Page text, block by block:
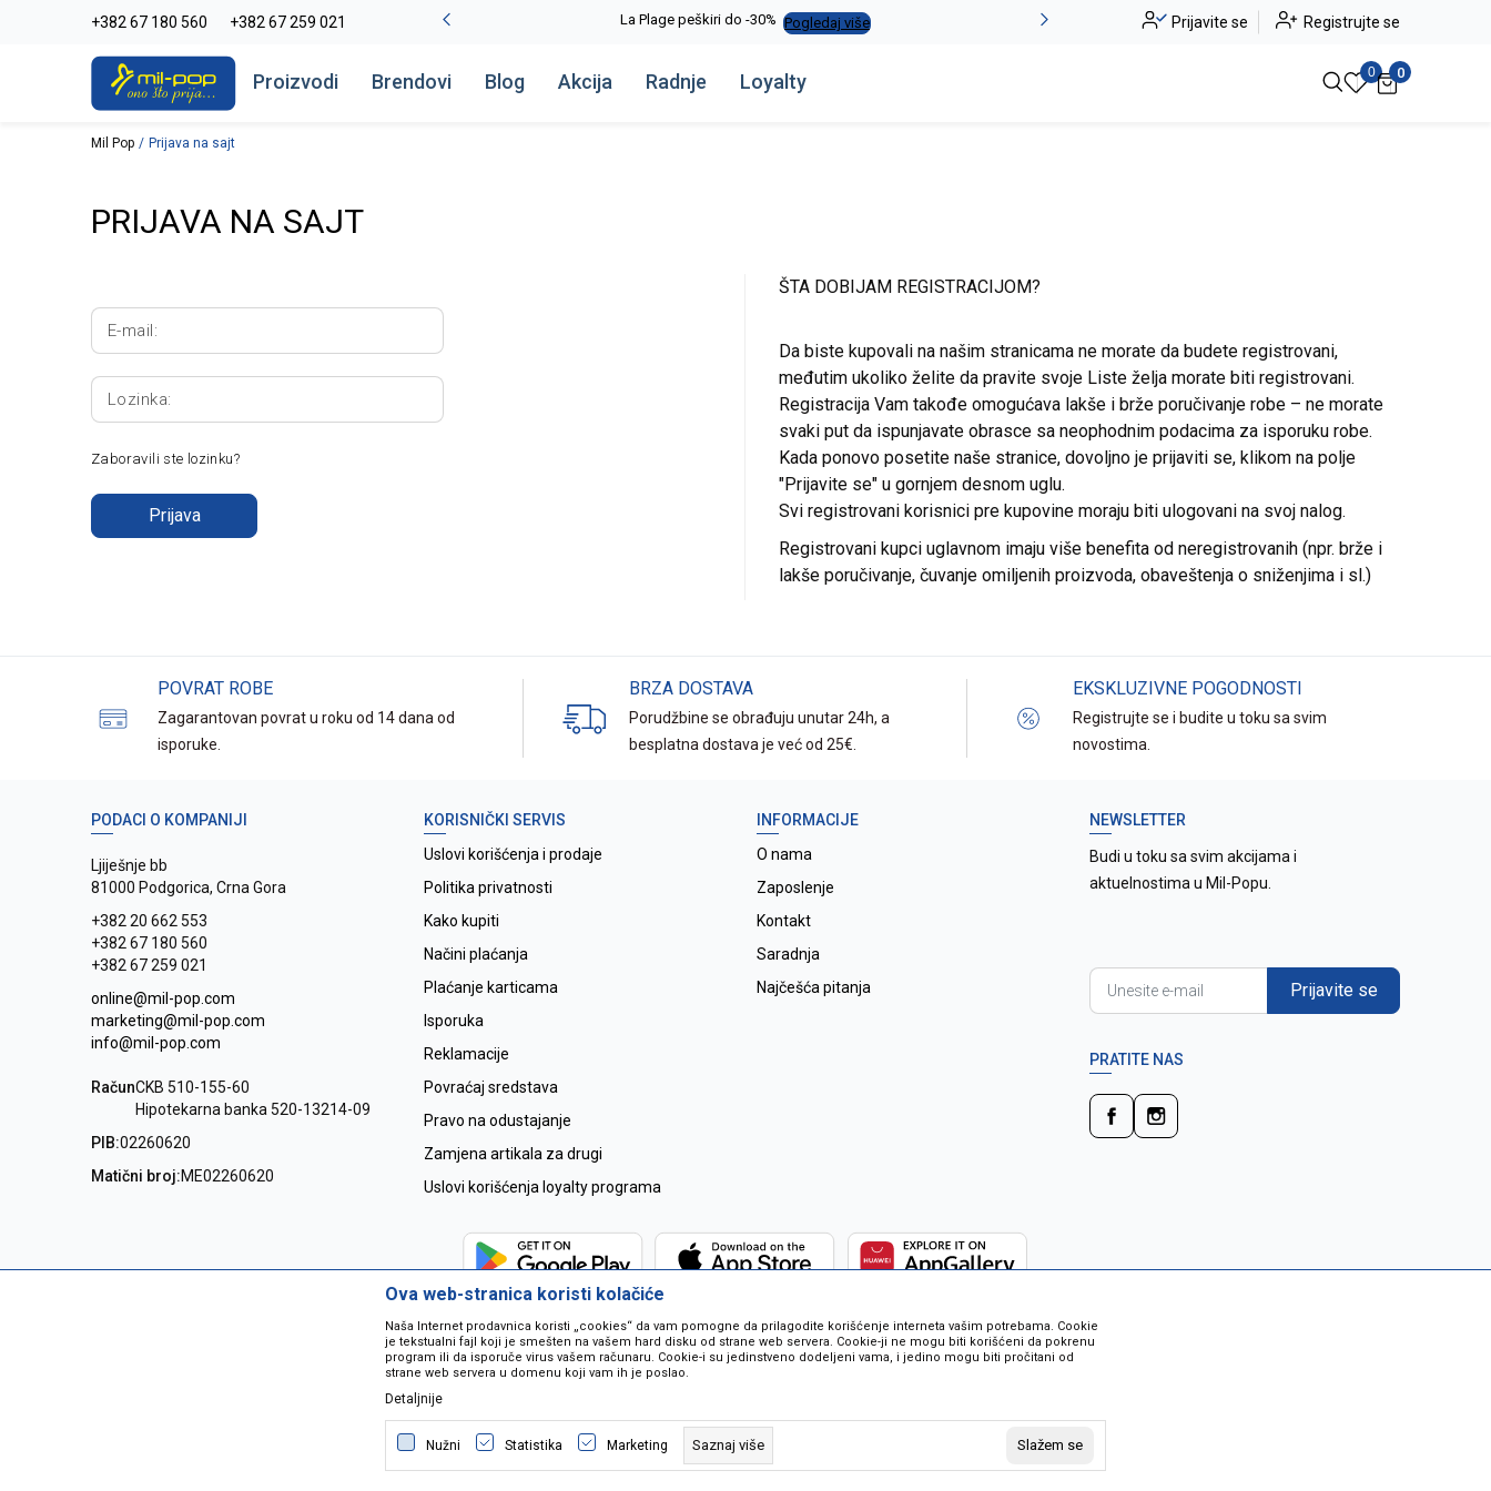
+382 67 180 560 +382 67 259 021
-20% na kompletan asortiman Pogledaj više La Plage peškiri do -30% Pogledaj više Alma Ras do -50% Pogledaj više
Prijavite se Registrujte se
Proizvodi Brendovi Blog Akcija Radnje Loyalty 0 0
Mil Pop Prijava na sajt
PRIJAVA NA SAJT
E-mail:
Lozinka:
Zaboravili ste lozinku?
Prijava
ŠTA DOBIJAM REGISTRACIJOM?
Da biste kupovali na našim stranicama ne morate da budete registrovani,
međutim ukoliko želite da pravite svoje Liste želja morate biti registrovani.
Registracija Vam takođe omogućava lakše i brže poručivanje robe – ne morate
svaki put da ispunjavate obrasce sa neophodnim podacima za isporuku robe.
Kada ponovo posetite naše stranice, dovoljno je prijaviti se, klikom na polje
"Prijavite se" u gornjem desnom uglu.
Svi registrovani korisnici pre kupovine moraju biti ulogovani na svoj nalog.
Registrovani kupci uglavnom imaju više benefita od neregistrovanih (npr. brže i
lakše poručivanje, čuvanje omiljenih proizvoda, obaveštenja o sniženjima i sl.)
POVRAT ROBE
Zagarantovan povrat u roku od 14 dana od
isporuke.
BRZA DOSTAVA
Porudžbine se obrađuju unutar 24h, a
besplatna dostava je već od 25€.
EKSKLUZIVNE POGODNOSTI
Registrujte se i budite u toku sa svim
novostima.
PODACI O KOMPANIJI
Ljiješnje bb
81000 Podgorica, Crna Gora
+382 20 662 553
+382 67 180 560
+382 67 259 021
online@mil-pop.com
marketing@mil-pop.com
info@mil-pop.com
RačunCKB 510-155-60
Hipotekarna banka 520-13214-09
PIB:02260620
Matični broj:ME02260620
KORISNIČKI SERVIS
Uslovi korišćenja i prodaje
Politika privatnosti
Kako kupiti
Načini plaćanja
Plaćanje karticama
Isporuka
Reklamacije
Povraćaj sredstava
Pravo na odustajanje
Zamjena artikala za drugi
Uslovi korišćenja loyalty programa
INFORMACIJE
O nama
Zaposlenje
Kontakt
Saradnja
Najčešća pitanja
NEWSLETTER
Budi u toku sa svim akcijama i
aktuelnostima u Mil-Popu.
Prijavite se
PRATITE NAS
Nastojimo da budemo što precizniji u opisu proizvoda, prikazu slika i samih cijena ali ne možemo garantovati da su sve informacije kompletne i bez
grešaka. Svi artikli na sajtu su dio naše ponude i ne podrazumjeva se da su dostupni u svakom trenutku. Raspoloživost robe možete provjeriti besplatnim
pozivom na broj 067259021.
©2026www.mil-pop.com, IzradaNB SOFT. Sva prava zadržana.
Ova web-stranica koristi kolačiće
Naša Internet prodavnica koristi „cookies“ da vam pomogne da prilagodite korišćenje interneta vašim potrebama. Cookie
je tekstualni fajl koji je smešten na vašem hard disku od strane web servera. Cookie-ji ne mogu biti korišćeni da pokrenu
program ili da isporuče virus vašem računaru. Cookie-i su jedinstveno dodeljeni vama, i jedino mogu biti pročitani od
strane web servera u domenu koji vam ih je poslao.
Detaljnije
Nužni Statistika Marketing Saznaj više Slažem se